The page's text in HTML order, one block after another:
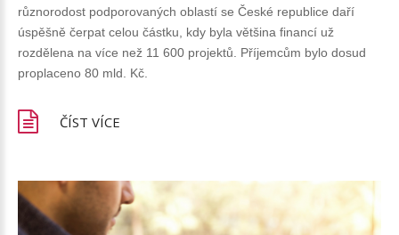
různorodost podporovaných oblastí se České republice daří
úspěšně čerpat celou částku, kdy byla většina financí už
rozdělena na více než 11 600 projektů. Příjemcům bylo dosud
proplaceno 80 mld. Kč.
ČÍST VÍCE